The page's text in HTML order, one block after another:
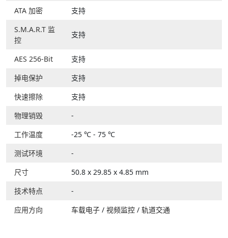
ATA 加密
支持
S.M.A.R.T 监
控
支持
AES 256-Bit
支持
掉电保护
支持
快速擦除
支持
物理销毁
-
工作温度
-25 ℃ - 75 ℃
测试环境
-
尺寸
50.8 x 29.85 x 4.85 mm
技术特点
-
应用方向
车载电子 / 视频监控 / 轨道交通